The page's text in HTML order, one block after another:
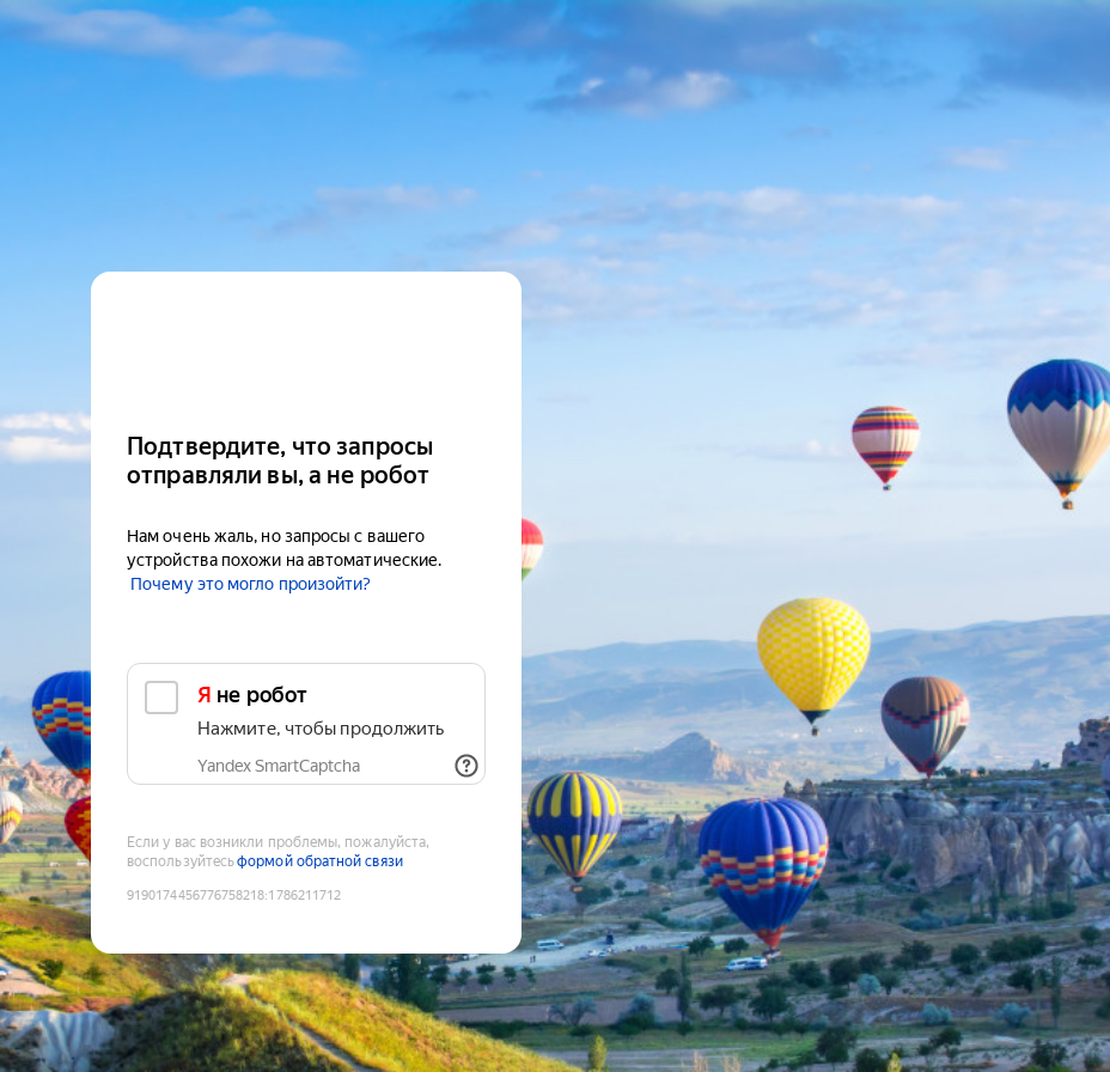
Подтвердите, что запросы
отправляли вы, а не робот
Нам очень жаль, но запросы с вашего
устройства похожи на автоматические.
Почему это могло произойти?
Я не робот
Нажмите, чтобы продолжить
Yandex SmartCaptcha
Если у вас возникли проблемы, пожалуйста,
воспользуйтесьформой обратной связи
9190174456776758218:1786211712